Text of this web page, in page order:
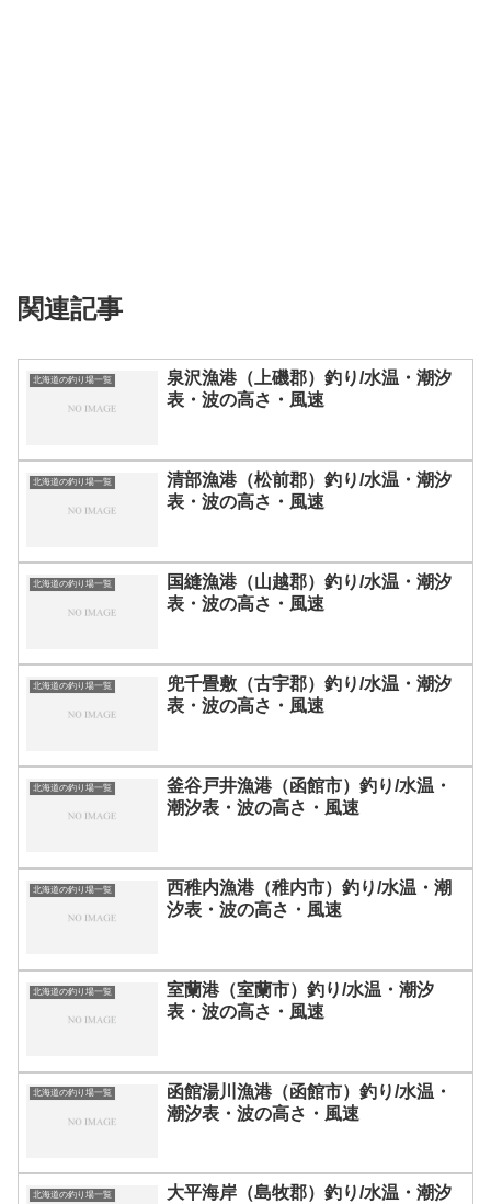
関連記事
北海道の釣り場一覧
泉沢漁港（上磯郡）釣り/水温・潮汐
表・波の高さ・風速
北海道の釣り場一覧
清部漁港（松前郡）釣り/水温・潮汐
表・波の高さ・風速
北海道の釣り場一覧
国縫漁港（山越郡）釣り/水温・潮汐
表・波の高さ・風速
北海道の釣り場一覧
兜千畳敷（古宇郡）釣り/水温・潮汐
表・波の高さ・風速
北海道の釣り場一覧
釜谷戸井漁港（函館市）釣り/水温・
潮汐表・波の高さ・風速
北海道の釣り場一覧
西稚内漁港（稚内市）釣り/水温・潮
汐表・波の高さ・風速
北海道の釣り場一覧
室蘭港（室蘭市）釣り/水温・潮汐
表・波の高さ・風速
北海道の釣り場一覧
函館湯川漁港（函館市）釣り/水温・
潮汐表・波の高さ・風速
北海道の釣り場一覧
大平海岸（島牧郡）釣り/水温・潮汐